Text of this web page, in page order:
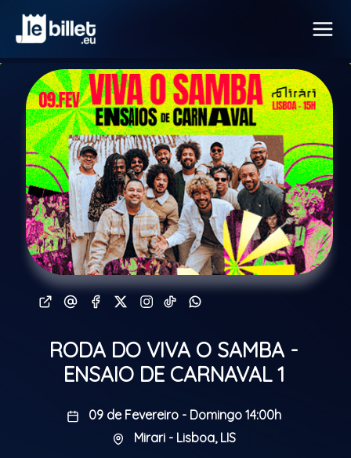
RODA DO VIVA O SAMBA -
ENSAIO DE CARNAVAL 1
09 de Fevereiro - Domingo 14:00h
Mirari - Lisboa, LIS